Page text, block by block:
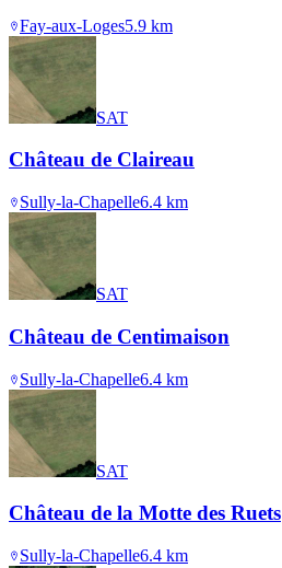
Fay-aux-Loges5.9 km
SAT
Château de Claireau
Sully-la-Chapelle6.4 km
SAT
Château de Centimaison
Sully-la-Chapelle6.4 km
SAT
Château de la Motte des Ruets
Sully-la-Chapelle6.4 km